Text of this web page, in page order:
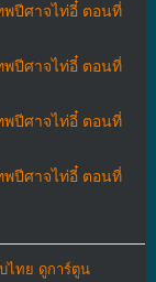
พปีศาจไท่อี๋ ตอนที่
พปีศาจไท่อี๋ ตอนที่
พปีศาจไท่อี๋ ตอนที่
พปีศาจไท่อี๋ ตอนที่
ไทย ดูการ์ตูน